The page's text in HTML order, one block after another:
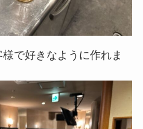
で好きなように作れま